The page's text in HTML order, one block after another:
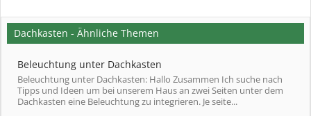
Dachkasten - Ähnliche Themen
Beleuchtung unter Dachkasten
Beleuchtung unter Dachkasten: Hallo Zusammen Ich suche nach
Tipps und Ideen um bei unserem Haus an zwei Seiten unter dem
Dachkasten eine Beleuchtung zu integrieren. Je seite...